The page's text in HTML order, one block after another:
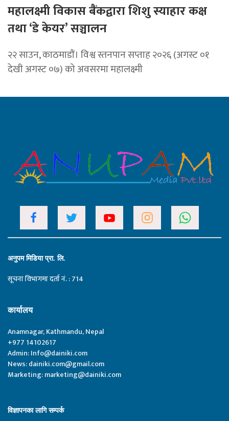
महालक्ष्मी विकास बैंकद्वारा शिशु स्याहार कक्ष
तथा ‘डे केयर’ सञ्चालन
२२ साउन, काठमाडाैं। विश्व स्तनपान सप्ताह २०२६ (अगस्ट ०१
देखी अगस्ट ०७) को अवसरमा महालक्ष्मी
अनुपम मिडिया प्रा. लि.
सूचना विभागमा दर्ता नं. : 714
कार्यालय
Anamnagar, Kathmandu, Nepal
+977 14102617
Admin:Info@dainiki.com
News:dainiki.com@gmail.com
Marketing:marketing@dainiki.com
विज्ञापनका लागि सम्पर्क